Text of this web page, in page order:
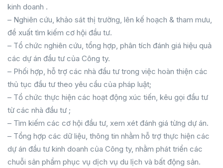
kinh doanh .
– Nghiên cứu, khảo sát thị trường, lên kế hoạch & tham mưu,
đề xuất tìm kiếm cơ hội đầu tư.
– Tổ chức nghiên cứu, tổng hợp, phân tích đánh giá hiệu quả
các dự án đầu tư của Công ty.
– Phối hợp, hỗ trợ các nhà đầu tư trong việc hoàn thiện các
thủ tục đầu tư theo yêu cầu của pháp luật;
– Tổ chức thực hiện các hoạt động xúc tiến, kêu gọi đầu tư
từ các nhà đầu tư ;
– Tìm kiếm các cơ hội đầu tư, xem xét đánh giá từng dự án.
– Tổng hợp các dữ liệu, thông tin nhằm hỗ trợ thực hiện các
dự án đầu tư kinh doanh của Công ty, nhằm phát triển các
chuỗi sản phẩm phục vụ dịch vụ du lịch và bất động sản.